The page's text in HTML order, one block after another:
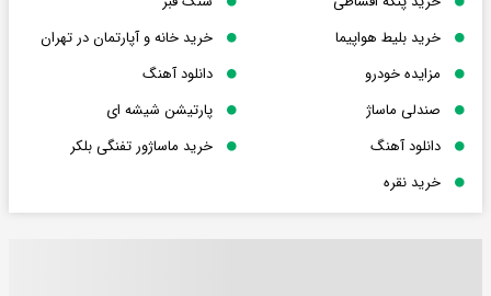
خرید بلیط هواپیما
خرید خانه و آپارتمان در تهران
مزایده خودرو
دانلود آهنگ
صندلی ماساژ
پارتیشن شیشه ای
دانلود آهنگ
خرید ماساژور تفنگی بلکر
خرید نقره